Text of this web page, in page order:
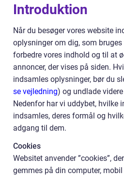
Introduktion
Når du besøger vores website
oplysninger om dig, som
forbedre vores indhold og til at
annoncer, der vises på siden.
indsamles oplysninger, bør du
se vejledning) og undlade
Nedenfor har vi uddybet, hvilke
indsamles, deres formål og
adgang til dem.
Cookies
Websitet anvender ”cookies”,
gemmes på din computer,